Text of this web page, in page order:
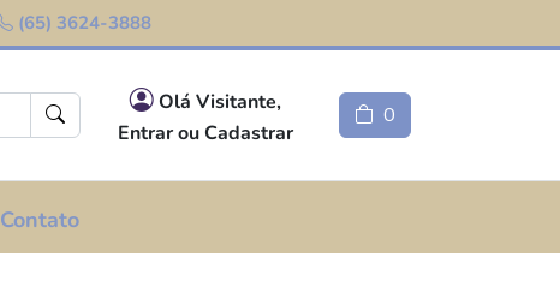
(65) 3624-3888
Olá Visitante,
Entrar ou Cadastrar
0
Contato